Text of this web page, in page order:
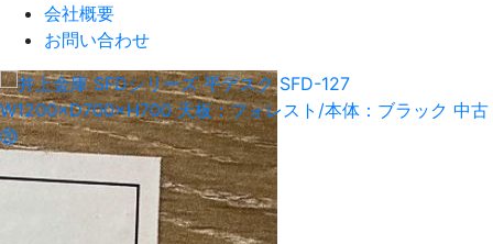
会社概要
お問い合わせ